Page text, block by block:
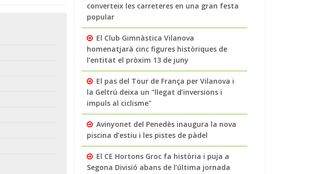
converteix les carreteres en una gran festa
popular
El Club Gimnàstica Vilanova
homenatjarà cinc figures històriques de
l’entitat el pròxim 13 de juny
El pas del Tour de França per Vilanova i
la Geltrú deixa un "llegat d’inversions i
impuls al ciclisme"
Avinyonet del Penedès inaugura la nova
piscina d’estiu i les pistes de pàdel
El CE Hortons Groc fa història i puja a
Segona Divisió abans de l’última jornada